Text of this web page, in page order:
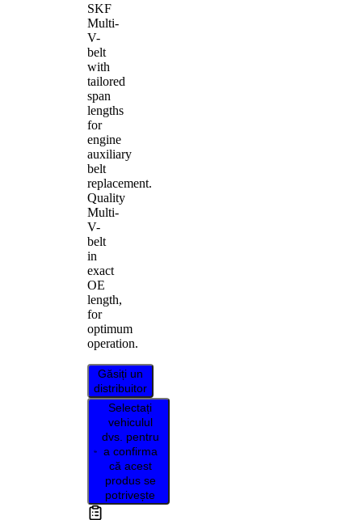
SKF
Multi-
V-
belt
with
tailored
span
lengths
for
engine
auxiliary
belt
replacement.
Quality
Multi-
V-
belt
in
exact
OE
length,
for
optimum
operation.
Găsiți un
distribuitor
Selectați
vehiculul
dvs. pentru
a confirma
că acest
produs se
potrivește